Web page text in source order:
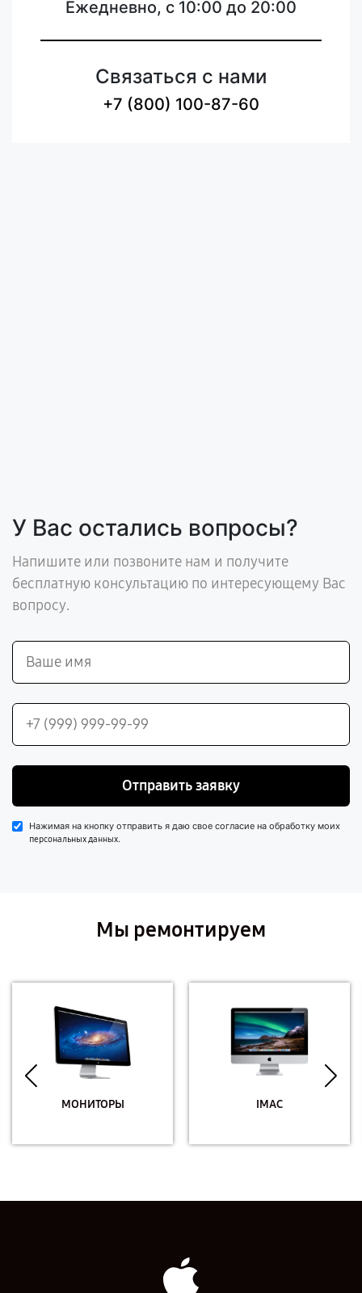
Ежедневно, с 10:00 до 20:00
Связаться с нами
+7 (800) 100-87-60
У Вас остались вопросы?
Напишите или позвоните нам и получите
бесплатную консультацию по интересующему Вас
вопросу.
Отправить заявку
Нажимая на кнопку отправить я даю свое согласие на обработку моих
персональных данных.
Мы ремонтируем
МОНИТОРЫ IMAC